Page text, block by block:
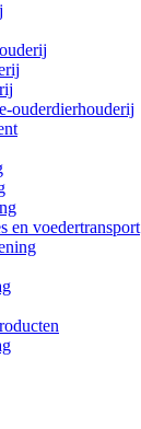
ouderdierhouderij
en voedertransport